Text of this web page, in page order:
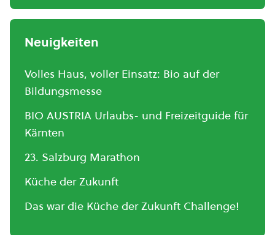
Neuigkeiten
Volles Haus, voller Einsatz: Bio auf der
Bildungsmesse
BIO AUSTRIA Urlaubs- und Freizeitguide für
Kärnten
23. Salzburg Marathon
Küche der Zukunft
Das war die Küche der Zukunft Challenge!